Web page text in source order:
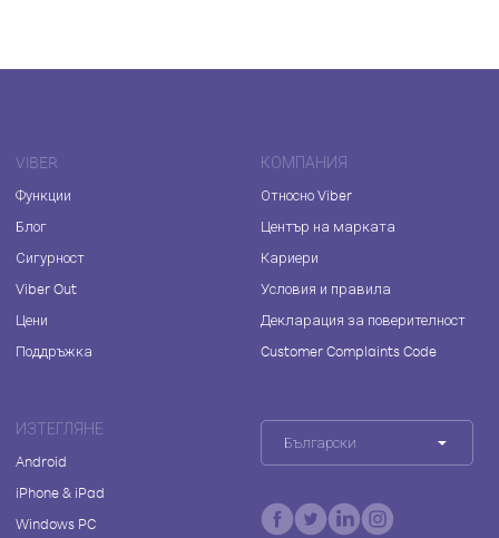
VIBER
Функции
Блог
Сигурност
Viber Out
Цени
Поддръжка
КОМПАНИЯ
Относно Viber
Център на марката
Кариери
Условия и правила
Декларация за поверителност
Customer Complaints Code
ИЗТЕГЛЯНЕ
Android
iPhone & iPad
Windows PC
Български